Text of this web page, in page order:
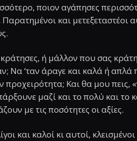
ποιον αγάπησες
και μετεξεταστέοι
ή μάλλον που σας
Να ‘ταν άραγε και καλά ή απλά
Και θα μου πεις,
μαζί και το πολύ και το
με τις ποσότητες οι αξίες.
και καλοί κι αυτοί,